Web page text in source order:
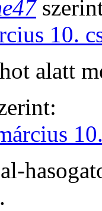
10.
alatt